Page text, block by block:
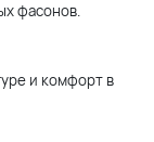
фасонов.
и комфорт в